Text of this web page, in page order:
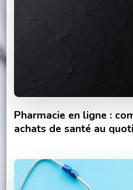
Pharmacie en ligne :
achats de santé au